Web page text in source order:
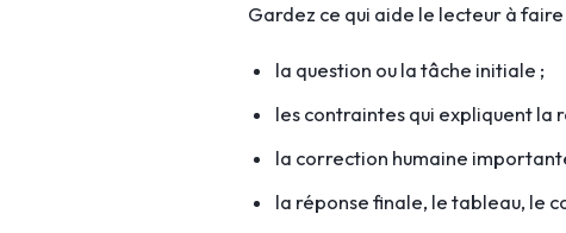
Gardez ce qui aide le lecteur à
la question ou la tâche initiale ;
les contraintes qui expliquent la
la correction humaine
la réponse finale, le tableau, le